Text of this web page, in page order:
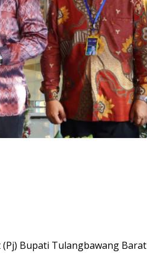
(Pj) Bupati Tulangbawang Barat